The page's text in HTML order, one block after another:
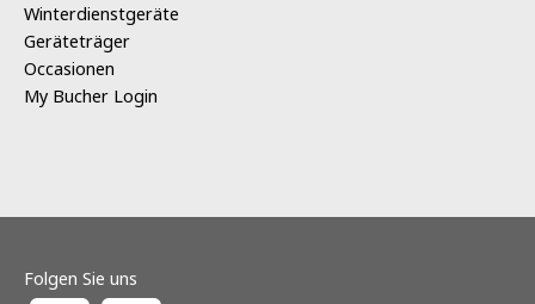
Winterdienstgeräte
Geräteträger
Occasionen
My Bucher Login
Folgen Sie uns